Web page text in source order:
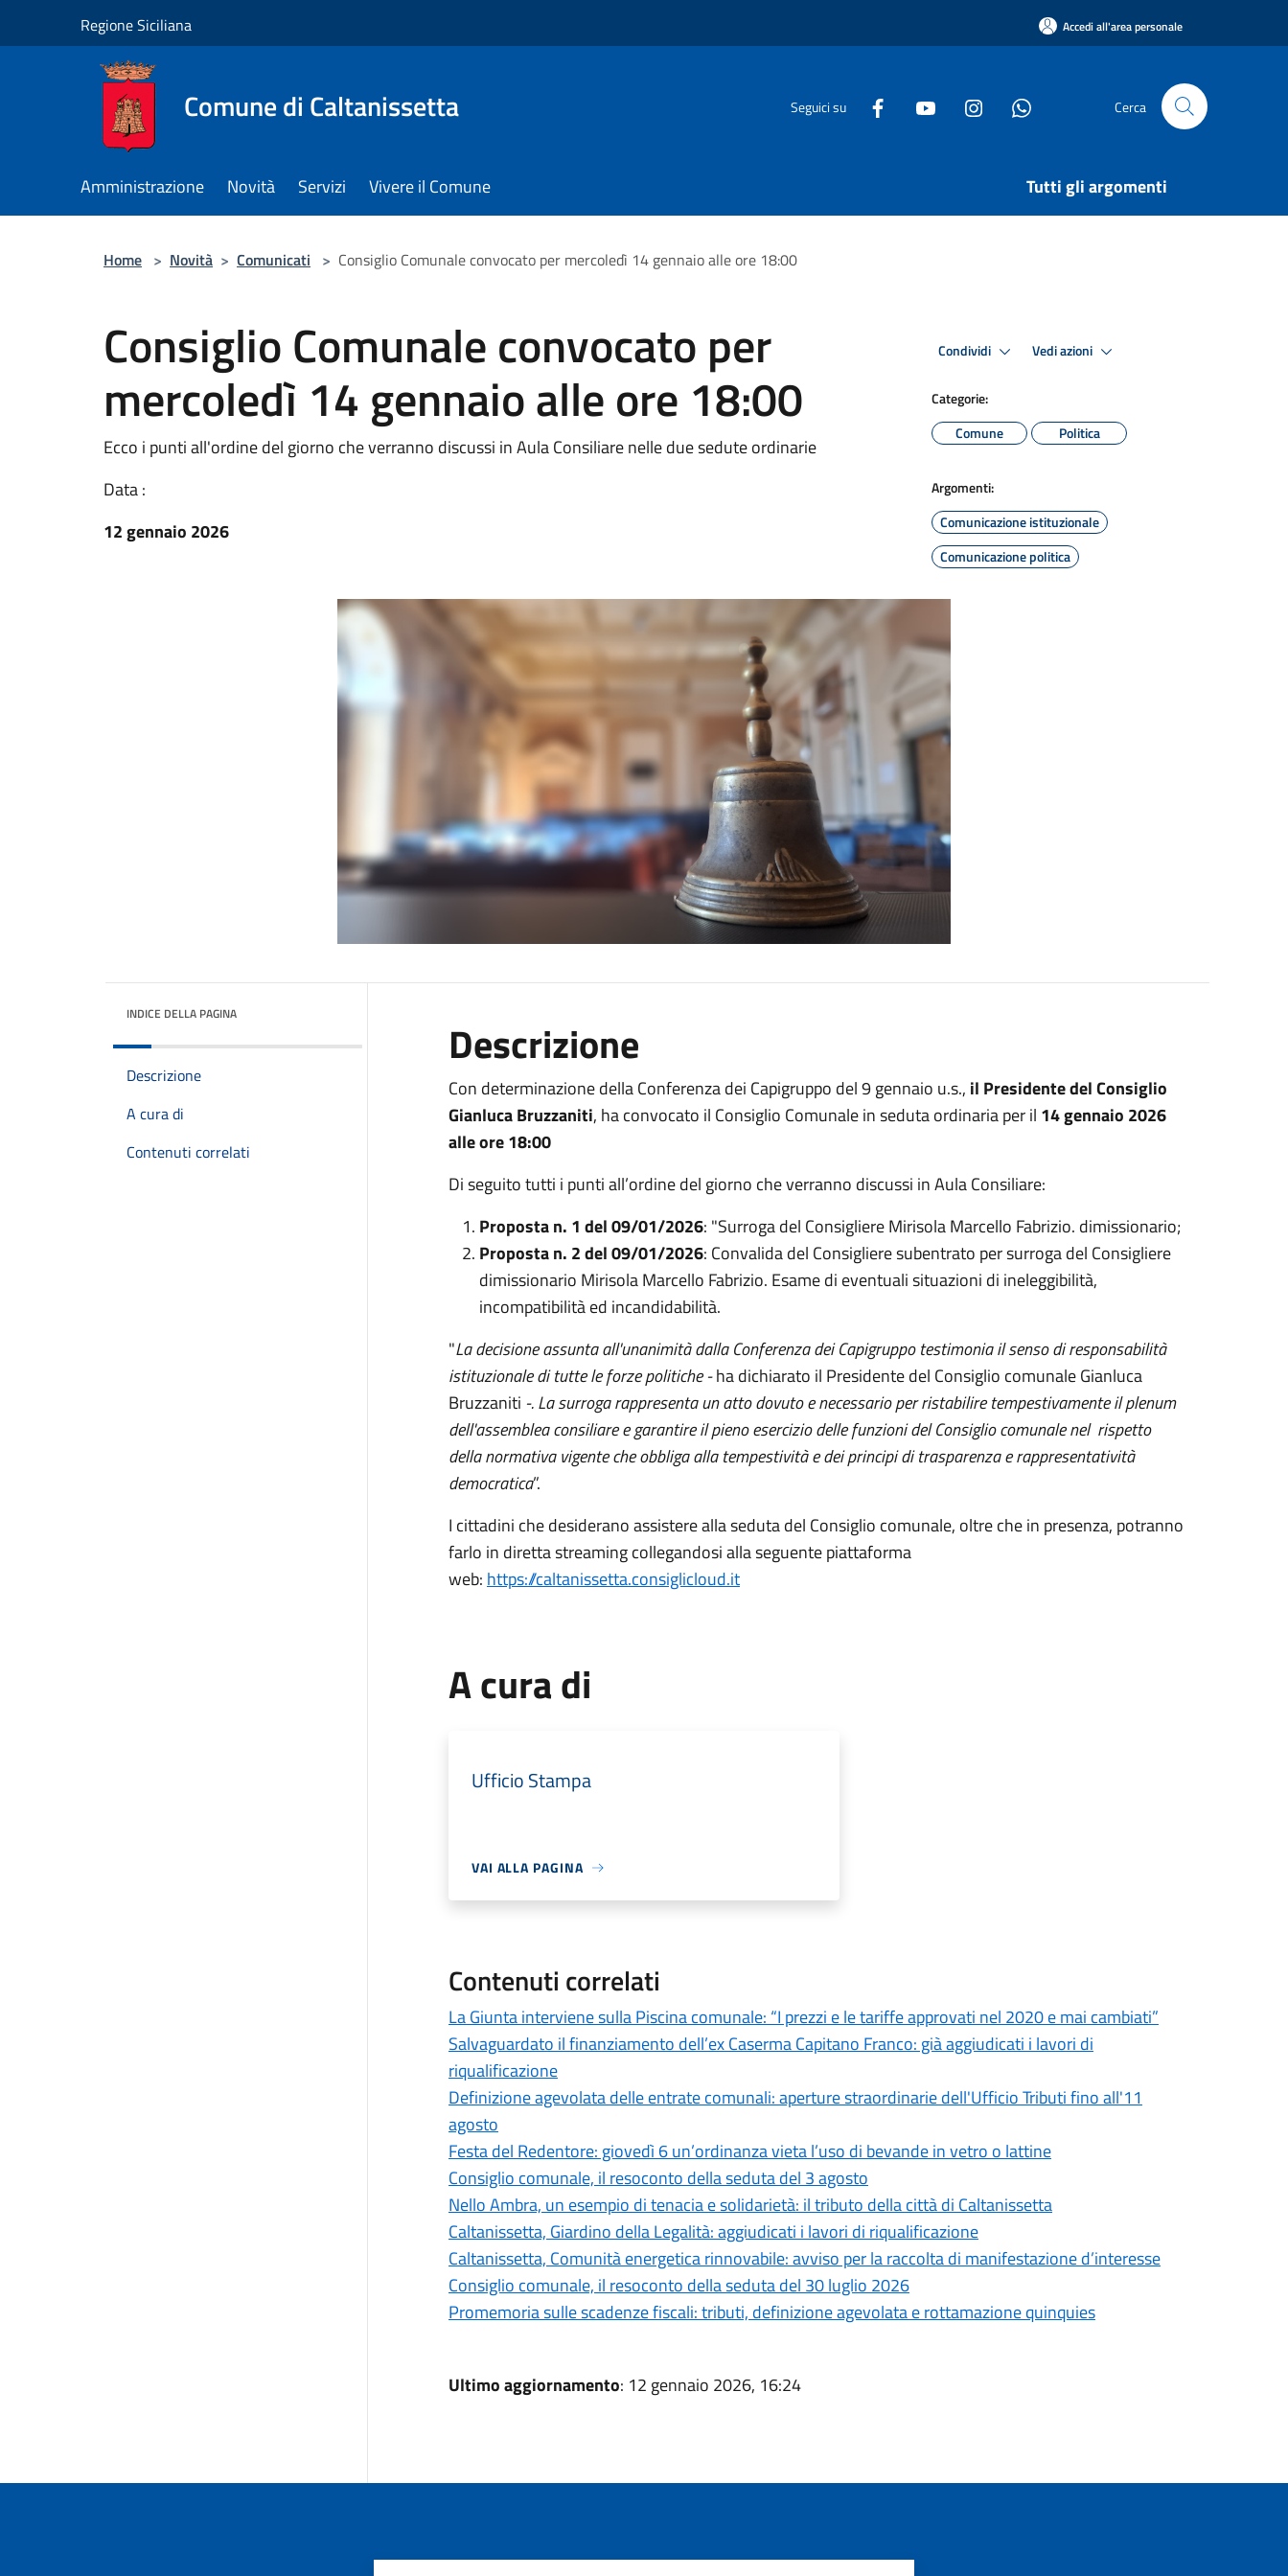
Regione Siciliana Accedi all'area personale
Comune di Caltanissetta Seguici su Cerca
Amministrazione Novità Servizi Vivere il Comune Tutti gli argomenti
Home > Novità > Comunicati > Consiglio Comunale convocato per mercoledì 14 gennaio alle ore 18:00
Consiglio Comunale convocato per
mercoledì 14 gennaio alle ore 18:00
Ecco i punti all'ordine del giorno che verranno discussi in Aula Consiliare nelle due sedute ordinarie
Data :
12 gennaio 2026
Condividi Vedi azioni
Categorie:
Comune
Politica
Argomenti:
Comunicazione istituzionale
Comunicazione politica
INDICE DELLA PAGINA
Descrizione
A cura di
Contenuti correlati
Descrizione
Con determinazione della Conferenza dei Capigruppo del 9 gennaio u.s., il Presidente del Consiglio
Gianluca Bruzzaniti, ha convocato il Consiglio Comunale in seduta ordinaria per il 14 gennaio 2026
alle ore 18:00
Di seguito tutti i punti all’ordine del giorno che verranno discussi in Aula Consiliare:
Proposta n. 1 del 09/01/2026: "Surroga del Consigliere Mirisola Marcello Fabrizio. dimissionario;
Proposta n. 2 del 09/01/2026: Convalida del Consigliere subentrato per surroga del Consigliere
dimissionario Mirisola Marcello Fabrizio. Esame di eventuali situazioni di ineleggibilità,
incompatibilità ed incandidabilità.
"La decisione assunta all'unanimità dalla Conferenza dei Capigruppo testimonia il senso di responsabilità
istituzionale di tutte le forze politiche -ha dichiarato il Presidente del Consiglio comunale Gianluca
Bruzzaniti -. La surroga rappresenta un atto dovuto e necessario per ristabilire tempestivamente il plenum
dell'assemblea consiliare e garantire il pieno esercizio delle funzioni del Consiglio comunale nel rispetto
della normativa vigente che obbliga alla tempestività e dei principi di trasparenza e rappresentatività
democratica”.
I cittadini che desiderano assistere alla seduta del Consiglio comunale, oltre che in presenza, potranno
farlo in diretta streaming collegandosi alla seguente piattaforma
web: https://caltanissetta.consiglicloud.it
A cura di
Ufficio Stampa
VAI ALLA PAGINA
Contenuti correlati
La Giunta interviene sulla Piscina comunale: “I prezzi e le tariffe approvati nel 2020 e mai cambiati”
Salvaguardato il finanziamento dell’ex Caserma Capitano Franco: già aggiudicati i lavori di
riqualificazione
Definizione agevolata delle entrate comunali: aperture straordinarie dell'Ufficio Tributi fino all'11
agosto
Festa del Redentore: giovedì 6 un’ordinanza vieta l’uso di bevande in vetro o lattine
Consiglio comunale, il resoconto della seduta del 3 agosto
Nello Ambra, un esempio di tenacia e solidarietà: il tributo della città di Caltanissetta
Caltanissetta, Giardino della Legalità: aggiudicati i lavori di riqualificazione
Caltanissetta, Comunità energetica rinnovabile: avviso per la raccolta di manifestazione d’interesse
Consiglio comunale, il resoconto della seduta del 30 luglio 2026
Promemoria sulle scadenze fiscali: tributi, definizione agevolata e rottamazione quinquies
Ultimo aggiornamento: 12 gennaio 2026, 16:24